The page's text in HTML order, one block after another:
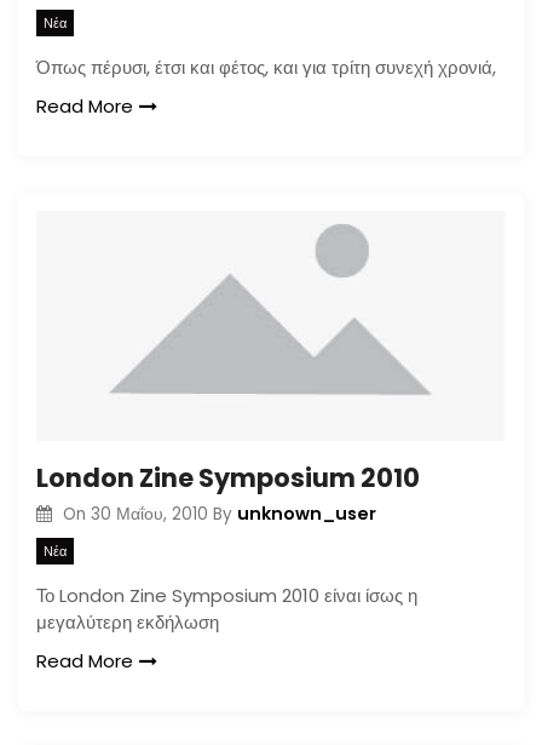
Νέα
Όπως πέρυσι, έτσι και φέτος, και για τρίτη συνεχή χρονιά,
Read More
London Zine Symposium 2010
On 30 Μαΐου, 2010 By unknown_user
Νέα
Το London Zine Symposium 2010 είναι ίσως η
μεγαλύτερη εκδήλωση
Read More